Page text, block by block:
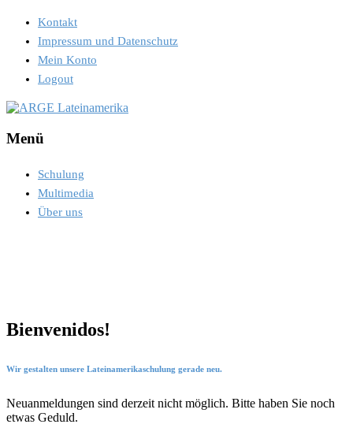
Kontakt
Impressum und Datenschutz
Mein Konto
Logout
Menü
Schulung
Multimedia
Über uns
Bienvenidos!
Wir gestalten unsere Lateinamerikaschulung gerade neu.
Neuanmeldungen sind derzeit nicht möglich. Bitte haben Sie noch
etwas Geduld.